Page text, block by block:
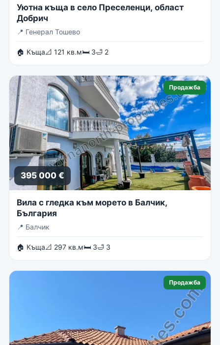
Уютна къща в село Преселенци, област
Добрич
📍 Генерал Тошево
🏠 Къща📐 121 кв.м🛏 3🛁 2
Продажба
395 000 €
Вила с гледка към морето в Балчик,
България
📍 Балчик
🏠 Къща📐 297 кв.м🛏 3🛁 3
Продажба